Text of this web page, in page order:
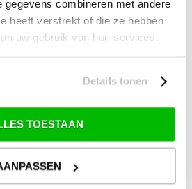
gegevens combineren met andere
heeft verstrekt of die ze hebben
uw gebruik van hun services.
Details tonen
TOESTAAN